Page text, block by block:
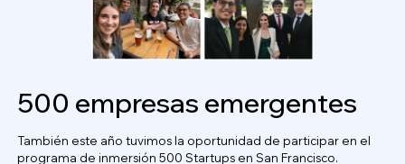
500 empresas emergentes
También este año tuvimos la oportunidad de participar en el
programa de inmersión 500 Startups en San Francisco.